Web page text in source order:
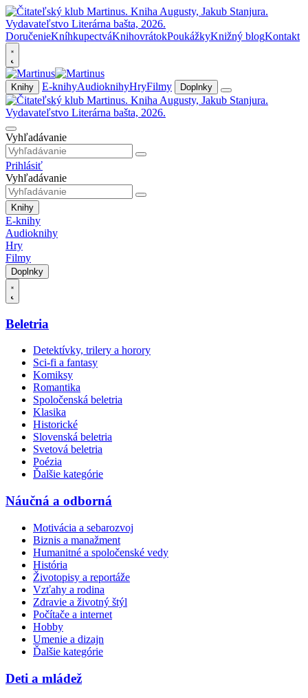
DoručenieKníhkupectváKnihovrátokPoukážkyKnižný blogKontakt
Knihy E-knihyAudioknihyHryFilmy Doplnky
Vyhľadávanie
Prihlásiť
Vyhľadávanie
Knihy
E-knihy
Audioknihy
Hry
Filmy
Doplnky
Beletria
Detektívky, trilery a horory
Sci-fi a fantasy
Komiksy
Romantika
Spoločenská beletria
Klasika
Historické
Slovenská beletria
Svetová beletria
Poézia
Ďalšie kategórie
Náučná a odborná
Motivácia a sebarozvoj
Biznis a manažment
Humanitné a spoločenské vedy
História
Životopisy a reportáže
Vzťahy a rodina
Zdravie a životný štýl
Počítače a internet
Hobby
Umenie a dizajn
Ďalšie kategórie
Deti a mládež